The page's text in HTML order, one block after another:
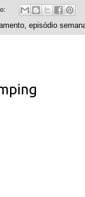
, episódio